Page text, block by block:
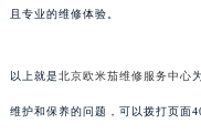
且专业的维修体验。
以上就是北京欧米茄维修服务中心
维护和保养的问题，可以拨打页面